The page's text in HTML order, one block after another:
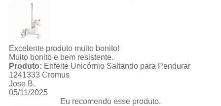
Excelente produto muito bonito!
Muito bonito e bem resistente.
Produto: Enfeite Unicórnio Saltando para Pendurar
1241333 Cromus
Jose B.
05/11/2025
Eu recomendo esse produto.